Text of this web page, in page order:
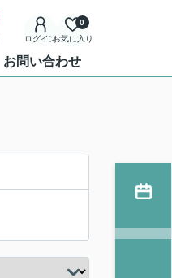
ログインお気に入り
0
お問い合わせ